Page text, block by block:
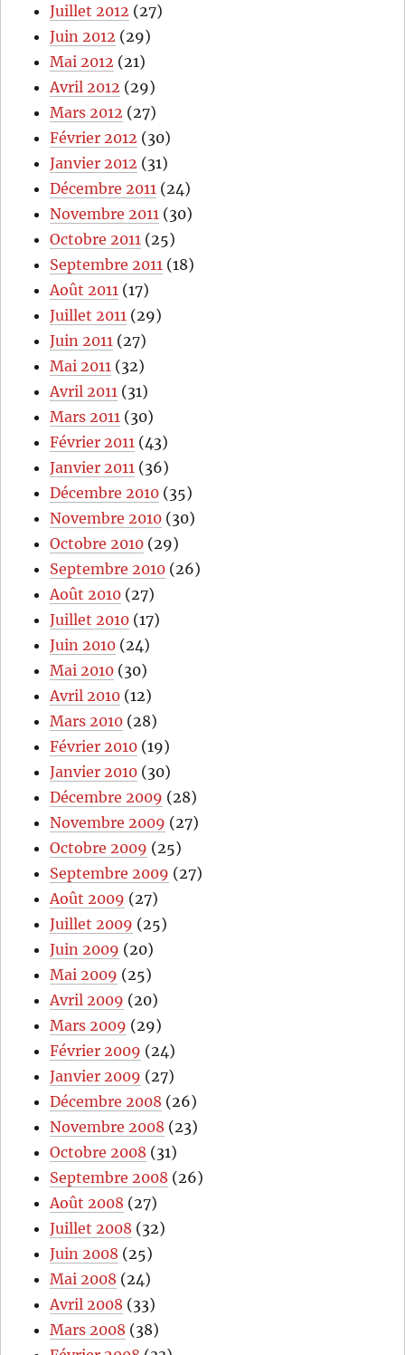
Juillet 2012 (27)
Juin 2012 (29)
Mai 2012 (21)
Avril 2012 (29)
Mars 2012 (27)
Février 2012 (30)
Janvier 2012 (31)
Décembre 2011 (24)
Novembre 2011 (30)
Octobre 2011 (25)
Septembre 2011 (18)
Août 2011 (17)
Juillet 2011 (29)
Juin 2011 (27)
Mai 2011 (32)
Avril 2011 (31)
Mars 2011 (30)
Février 2011 (43)
Janvier 2011 (36)
Décembre 2010 (35)
Novembre 2010 (30)
Octobre 2010 (29)
Septembre 2010 (26)
Août 2010 (27)
Juillet 2010 (17)
Juin 2010 (24)
Mai 2010 (30)
Avril 2010 (12)
Mars 2010 (28)
Février 2010 (19)
Janvier 2010 (30)
Décembre 2009 (28)
Novembre 2009 (27)
Octobre 2009 (25)
Septembre 2009 (27)
Août 2009 (27)
Juillet 2009 (25)
Juin 2009 (20)
Mai 2009 (25)
Avril 2009 (20)
Mars 2009 (29)
Février 2009 (24)
Janvier 2009 (27)
Décembre 2008 (26)
Novembre 2008 (23)
Octobre 2008 (31)
Septembre 2008 (26)
Août 2008 (27)
Juillet 2008 (32)
Juin 2008 (25)
Mai 2008 (24)
Avril 2008 (33)
Mars 2008 (38)